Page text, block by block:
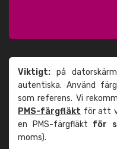
Viktigt: på
autentiska. Använd
som referens. Vi
PMS-färgfläkt för att
en PMS-färgfläkt för
moms).